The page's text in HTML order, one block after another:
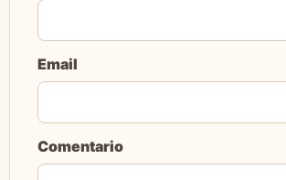
Email
Comentario